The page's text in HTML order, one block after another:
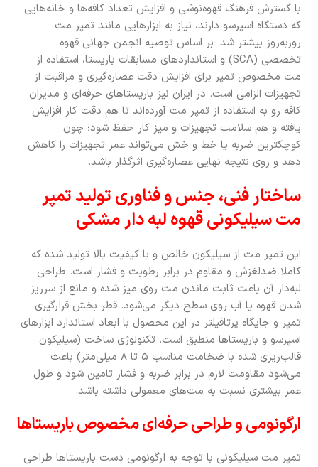
با گسترش فرهنگ قهوه‌نوشی و افزایش تعداد کافه‌ها و خانه‌هایی
که دستگاه اسپرسو دارند، نیاز به ابزارهایی مانند تمپر مت
روزبه‌روز بیشتر شد. بر اساس توصیه‌ انجمن جهانی قهوه
تخصصی (SCA) و استانداردهای مسابقات باریستا، استفاده از
مت مخصوص تمپر برای افزایش دقت عصاره‌گیری و مراقبت از
تجهیزات الزامی است. در ایران نیز باریستاهای حرفه‌ای و مدیران
کافه رو به استفاده از تمپر مت آورده‌اند تا هم دقت کار افزایش
یافته و هم سلامت تجهیزات و میز کار حفظ شود؛ چون
کوچکترین ضربه یا خط و خش می‌تواند عمر تجهیزات را کاهش
دهد و روی نتیجه نهایی عصاره‌گیری اثرگذار باشد.
ساختار فنی، جنس و فناوری تولید تمپر
مت سیلیکونی قهوه لبه دار مشکی
این تمپر مت از سیلیکون خالص و با کیفیت بالا تولید شده که
کاملا ضدلغزش و مقاوم در برابر رطوبت و فشار است. طراحی
لبه‌دار آن باعث ثابت ماندن مت روی میز شده و مانع از سرریز
شدن قهوه یا آب روی سطح دیگر می‌شود. قطر بخش قرارگیری
تمپر و جایگاه پرتافیلتر در این محصول با ابعاد استاندارد ابزارهای
اسپرسو و باریستاها منطبق است. تکنولوژی ساخت (سیلیکون
قالب‌ریزی شده با ضخامت مناسب ۵ تا ۸ میلی‌متر) باعث
می‌شود مقاومت لازم در برابر ضربه و فشار تامین شود و طول
عمر بیشتری نسبت به مت‌های معمولی داشته باشد.
ارگونومی و طراحی حرفه‌ای مخصوص باریستاها
تمپر مت سیلیکونی با توجه به ارگونومی دست باریستاها طراحی